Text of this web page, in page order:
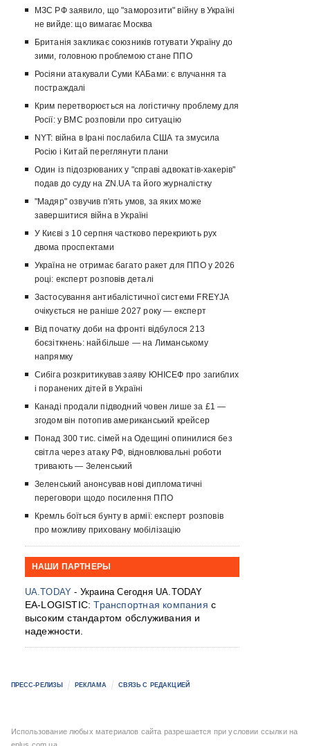
МЗС РФ заявило, що "заморозити" війну в Україні
не вийде: що вимагає Москва
Британія закликає союзників готувати Україну до
зими, головною проблемою стане ППО
Росіяни атакували Суми КАБами: є влучання та
постраждалі
Крим перетворюється на логістичну проблему для
Росії: у ВМС розповіли про ситуацію
NYT: війна в Ірані послабила США та змусила
Росію і Китай переглянути плани
Один із підозрюваних у "справі адвокатів-хакерів"
подав до суду на ZN.UA та його журналістку
"Мадяр" озвучив п'ять умов, за яких може
завершитися війна в Україні
У Києві з 10 серпня частково перекриють рух
двома проспектами
Україна не отримає багато ракет для ППО у 2026
році: експерт розповів деталі
Застосування антибалістичної системи FREYJA
очікується не раніше 2027 року — експерт
Від початку доби на фронті відбулося 213
боєзіткнень: найбільше — на Лиманському
напрямку
Сибіга розкритикував заяву ЮНІСЕФ про загиблих
і поранених дітей в Україні
Канаді продали підводний човен лише за £1 —
згодом він потопив американський крейсер
Понад 300 тис. сімей на Одещині опинилися без
світла через атаку РФ, відновлювальні роботи
тривають — Зеленський
Зеленський анонсував нові дипломатичні
переговори щодо посилення ППО
Кремль боїться бунту в армії: експерт розповів
про можливу приховану мобілізацію
НАШИ ПАРТНЕРЫ
UA.TODAY - Украина Сегодня UA.TODAY
EA-LOGISTIC:Транспортная компания с
высоким стандартом обслуживания и
надежности.
ПРЕСС-РЕЛИЗЫ РЕКЛАМА СВЯЗЬ С РЕДАКЦИЕЙ
Использование любых материалов сайта разрешается при условии ссылки на